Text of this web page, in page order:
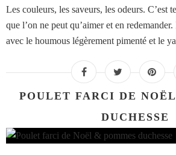
Les couleurs, les saveurs, les odeurs. C’est
que l’on ne peut qu’aimer et en
avec le houmous légèrement pimenté et le
POULET FARCI DE
DUCHESSE